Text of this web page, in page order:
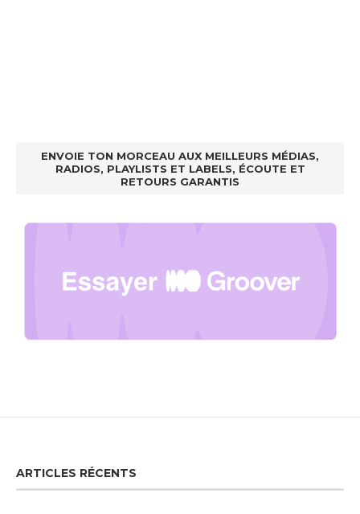
ENVOIE TON MORCEAU AUX MEILLEURS MÉDIAS,
RADIOS, PLAYLISTS ET LABELS, ÉCOUTE ET
RETOURS GARANTIS
ARTICLES RÉCENTS